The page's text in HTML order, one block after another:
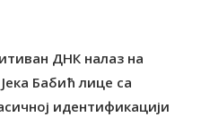
ДНК налаз на
Бабић лице са
идентификацији